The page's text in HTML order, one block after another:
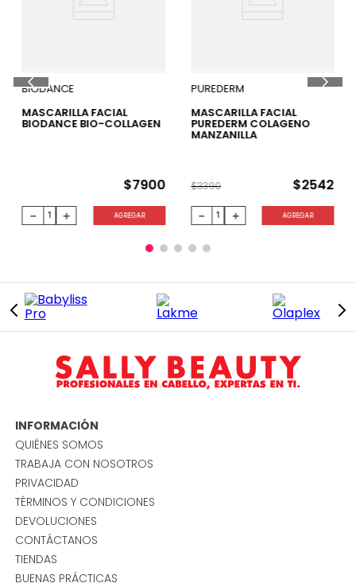
BIODANCE
MASCARILLA FACIAL
BIODANCE BIO-COLLAGEN
$7900
＋
－ AGREGAR
PUREDERM
MASCARILLA FACIAL
PUREDERM COLAGENO
MANZANILLA
$3390 $2542
＋
－ AGREGAR
INFORMACIÓN
QUIÉNES SOMOS
TRABAJA CON NOSOTROS
PRIVACIDAD
TÉRMINOS Y CONDICIONES
DEVOLUCIONES
CONTÁCTANOS
TIENDAS
BUENAS PRÁCTICAS